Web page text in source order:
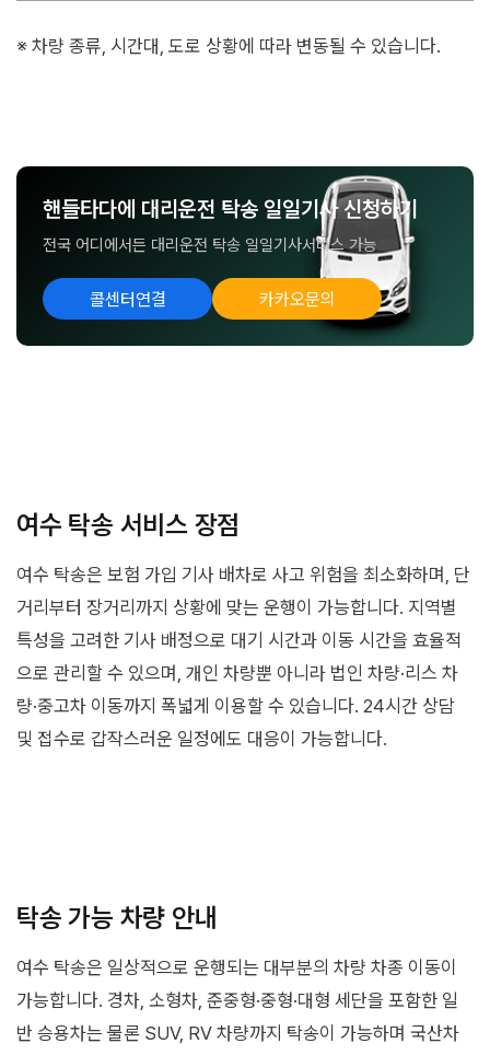
※ 차량 종류, 시간대, 도로 상황에 따라 변동될 수 있습니다.
핸들타다에 대리운전 탁송 일일기사 신청하기
전국 어디에서든 대리운전 탁송 일일기사서비스 가능
콜센터연결 카카오문의
여수 탁송 서비스 장점
여수 탁송은 보험 가입 기사 배차로 사고 위험을 최소화하며, 단
거리부터 장거리까지 상황에 맞는 운행이 가능합니다. 지역별
특성을 고려한 기사 배정으로 대기 시간과 이동 시간을 효율적
으로 관리할 수 있으며, 개인 차량뿐 아니라 법인 차량·리스 차
량·중고차 이동까지 폭넓게 이용할 수 있습니다. 24시간 상담
및 접수로 갑작스러운 일정에도 대응이 가능합니다.
탁송 가능 차량 안내
여수 탁송은 일상적으로 운행되는 대부분의 차량 차종 이동이
가능합니다. 경차, 소형차, 준중형·중형·대형 세단을 포함한 일
반 승용차는 물론 SUV, RV 차량까지 탁송이 가능하며 국산차